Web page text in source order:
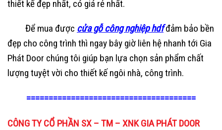
thiết kế đẹp nhất, có giá rẻ nhất.
Để mua được cửa gỗ công nghiệp hdfđảm bảo bền
đẹp cho công trình thì ngay bây giờ liên hệ nhanh tới Gia
Phát Door chúng tôi giúp bạn lựa chọn sản phẩm chất
lượng tuyệt vời cho thiết kế ngôi nhà, công trình.
======================================
CÔNG TY CỔ PHẦN SX – TM – XNK GIA PHÁT DOOR